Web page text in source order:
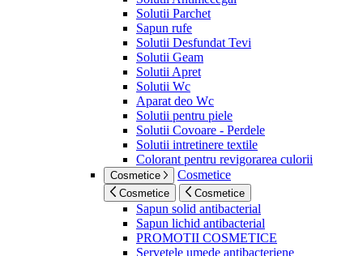
Solutii Parchet
Sapun rufe
Solutii Desfundat Tevi
Solutii Geam
Solutii Apret
Solutii Wc
Aparat deo Wc
Solutii pentru piele
Solutii Covoare - Perdele
Solutii intretinere textile
Colorant pentru revigorarea culorii
Cosmetice Cosmetice
Cosmetice Cosmetice
Sapun solid antibacterial
Sapun lichid antibacterial
PROMOTII COSMETICE
Servetele umede antibacteriene